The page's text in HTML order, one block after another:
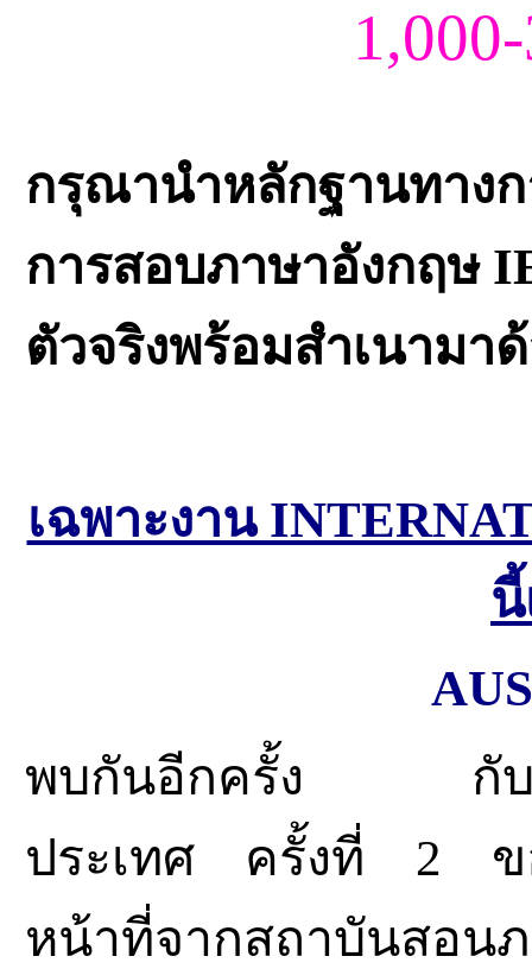
กรุณานำหลักฐานทาง
การสอบภาษาอังกฤษ
ตัวจริงพร้อมสำเนามา
เฉพาะงาน
พบกันอีกครั้ง กับงา
ประเทศ ครั้งที่ 2 ขอ
หน้าที่จากสถาบันสอ